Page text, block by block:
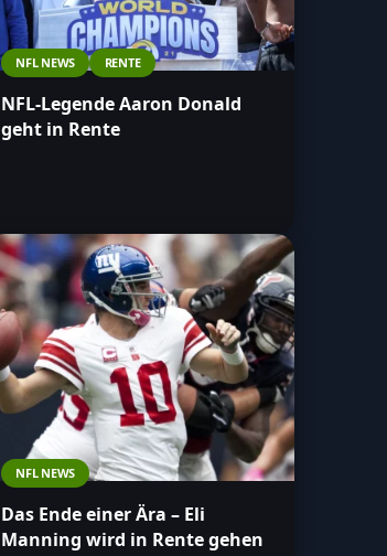
NFL NEWS RENTE
NFL-Legende Aaron Donald
geht in Rente
NFL NEWS
Das Ende einer Ära – Eli
Manning wird in Rente gehen